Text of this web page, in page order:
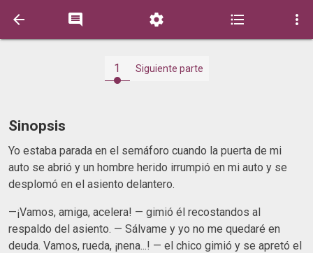
    
1 Siguiente parte
Sinopsis
Yo estaba parada en el semáforo cuando la puerta de mi
auto se abrió y un hombre herido irrumpió en mi auto y se
desplomó en el asiento delantero.
—¡Vamos, amiga, acelera! — gimió él recostandos al
respaldo del asiento. — Sálvame y yo no me quedaré en
deuda. Vamos, rueda, ¡nena...! — el chico gimió y se apretó el